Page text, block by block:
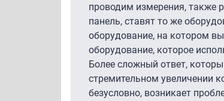
проводим измерения, также
панель, ставят то же
оборудование, на котором
оборудование, которое
Более сложный ответ,
стремительном увеличении
безусловно, возникает